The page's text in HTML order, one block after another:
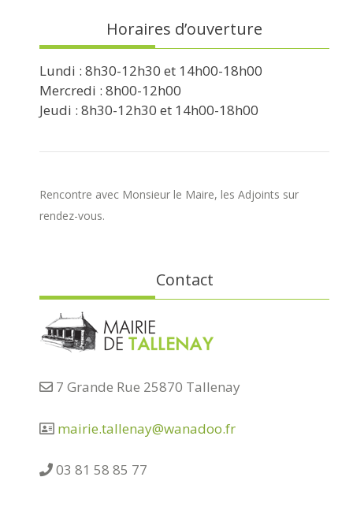
Horaires d’ouverture
Lundi : 8h30-12h30 et 14h00-18h00
Mercredi : 8h00-12h00
Jeudi : 8h30-12h30 et 14h00-18h00
Rencontre avec Monsieur le Maire, les Adjoints sur
rendez-vous.
Contact
7 Grande Rue 25870 Tallenay
mairie.tallenay@wanadoo.fr
03 81 58 85 77